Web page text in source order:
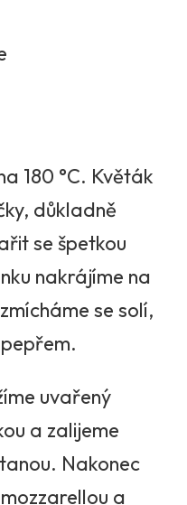
180 °C. Květák
důkladně
se špetkou
nakrájíme na
se solí,
uvařený
a zalijeme
Nakonec
a